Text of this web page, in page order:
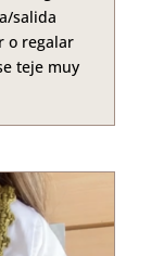
salida
o regalar
teje muy